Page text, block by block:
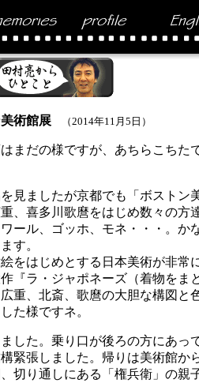
術館展 （2014年11月5日）
まだの様ですが、あちらこちた
見ましたが京都でも「ボストン
、喜多川歌麿をはじめ数々の方
ール、ゴッホ、モネ・・・。か
す。
をはじめとする日本美術が非常
『ラ・ジャポネーズ（着物をま
重、北斎、歌麿の大胆な構図と
た様ですネ。
した。乗り口が後ろの方にあっ
緊張しました。帰りは美術館か
切り通しにある「権兵衛」の親